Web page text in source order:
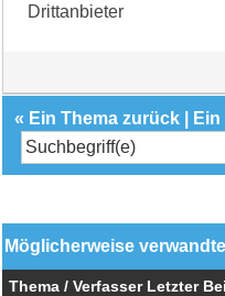
Drittanbieter
« Ein Thema zurück
Möglicherweise
Thema / Verfasser Letzter